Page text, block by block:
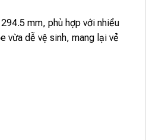
mm, phù hợp với nhiều
vừa dễ vệ sinh, mang lại vẻ